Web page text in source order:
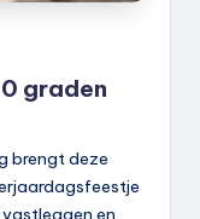
graden
brengt deze
en